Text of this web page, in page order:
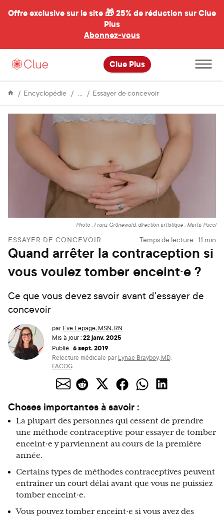
Offre exclusive sur le site 🎁25% de réduction sur Clue
Plus
Abonnez-vous
Clue Plus
Ouvrir
le
menu
Encyclopédie FertilitéEssayer de concevoirQuand
contraception
vous
voulez
tomber
enceint·e
Photo : Franz Grünewald, direction artistique : Marta Pucci
ESSAYER DE CONCEVOIR Temps de lecture : 11 min
Quand arrêter la contraception si
vous voulez tomber enceint·e ?
Ce que vous devez savoir avant d'essayer de
concevoir
par Eve Lepage, MSN, RN
Mis à jour :22 janv. 2025
Publié :6 sept. 2019
Relecture médicale par Lynae Brayboy, MD,
FACOG
Choses importantes à savoir :
La plupart des personnes qui cessent de prendre
une méthode contraceptive pour essayer de tomber
enceint·e y parviennent au cours de la première
année.
Certains types de méthodes contraceptives peuvent
entraîner un court délai avant que vous ne puissiez
tomber enceint·e.
Vous pouvez tomber enceint·e si vous avez des